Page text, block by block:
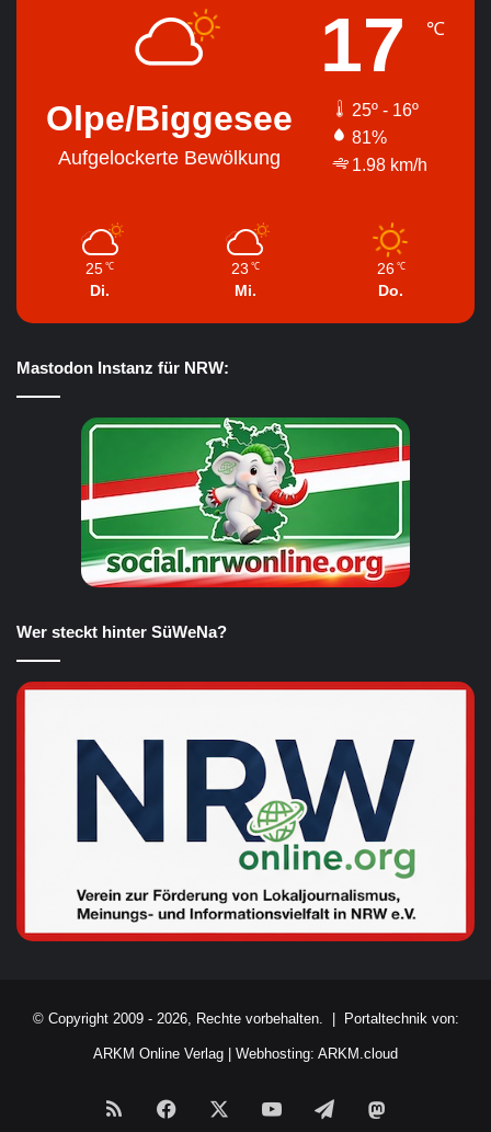
Olpe/Biggesee
Aufgelockerte Bewölkung
17 ℃
25º - 16º
81%
1.98 km/h
25 ℃
Di.
23 ℃
Mi.
26 ℃
Do.
Mastodon Instanz für NRW:
Wer steckt hinter SüWeNa?
© Copyright 2009 - 2026, Rechte vorbehalten. | Portaltechnik von:
ARKM Online Verlag Webhosting: ARKM.cloud
RSS Facebook YouTubeTelegram